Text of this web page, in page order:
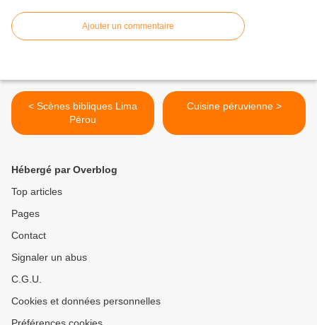
Ajouter un commentaire
< Scènes bibliques Lima
Pérou
Cuisine péruvienne >
Hébergé par Overblog
Top articles
Pages
Contact
Signaler un abus
C.G.U.
Cookies et données personnelles